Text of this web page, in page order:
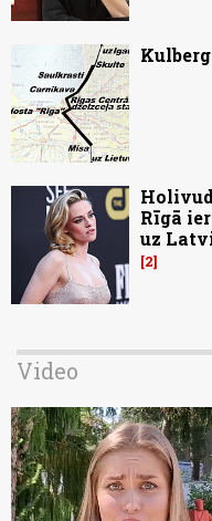
Rīgā
uz
2
Video